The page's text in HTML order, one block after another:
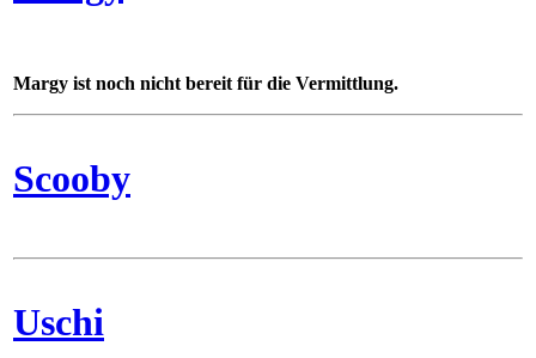
Margy ist noch nicht bereit für die Vermittlung.
Scooby
Uschi